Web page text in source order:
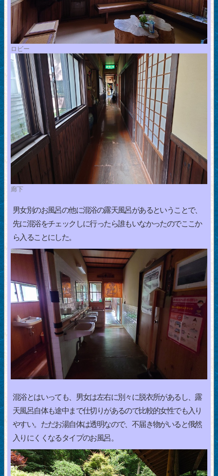
ロビー
廊下
男女別のお風呂の他に混浴の露天風呂があるということで、
先に混浴をチェックしに行ったら誰もいなかったのでここか
ら入ることにした。
混浴とはいっても、男女は左右に別々に脱衣所があるし、露
天風呂自体も途中まで仕切りがあるので比較的女性でも入り
やすい。ただお湯自体は透明なので、不届き物がいると俄然
入りにくくなるタイプのお風呂。